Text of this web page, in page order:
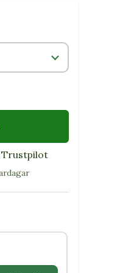
Trustpilot